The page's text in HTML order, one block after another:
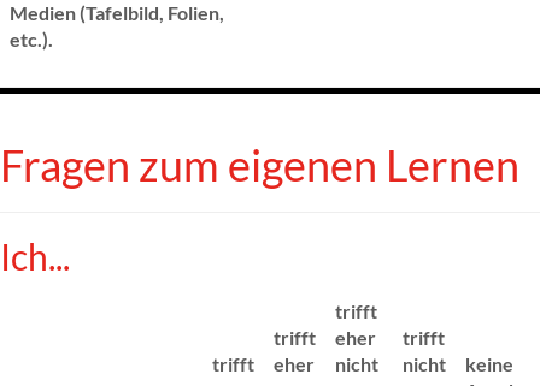
Medien (Tafelbild, Folien,
etc.).
Fragen zum eigenen Lernen
Ich...
trifft
trifft
eher
trifft
eher
nicht
trifft
nicht
keine